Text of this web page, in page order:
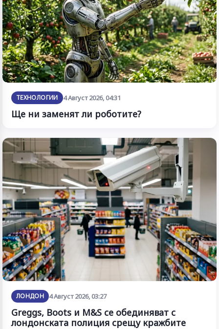
ТЕХНОЛОГИИ 4 Август 2026, 04:31
Ще ни заменят ли роботите?
ЛОНДОН 4 Август 2026, 03:27
Greggs, Boots и M&S се обединяват с
лондонската полиция срещу кражбите